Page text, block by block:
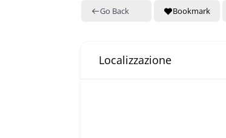
Go Back Bookmark
Localizzazione